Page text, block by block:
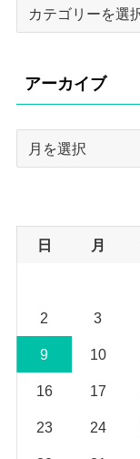
ー
アーカイブ
ブ
日 月
2 3
9 10
16 17
23 24